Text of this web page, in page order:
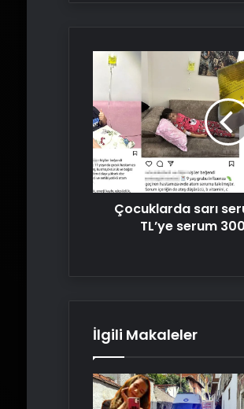
Çocuklarda
serum
alarmı:
1500
TL’ye
serum
300
TL’ye
iğne!Çocuklarda sarı
TL’ye serum
İlgili Makaleler